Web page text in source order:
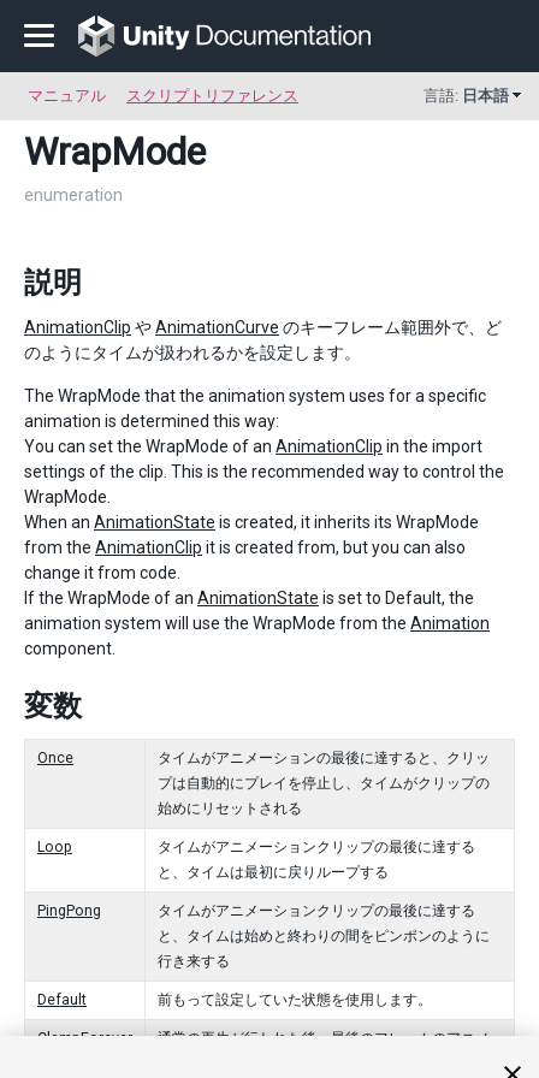
マニュアル スクリプトリファレンス 言語: 日本語
WrapMode
enumeration
説明
AnimationClip やAnimationCurve のキーフレーム範囲外で、ど
のようにタイムが扱われるかを設定します。
The WrapMode that the animation system uses for a specific
animation is determined this way:
You can set the WrapMode of an AnimationClip in the import
settings of the clip. This is the recommended way to control the
WrapMode.
When an AnimationState is created, it inherits its WrapMode
from the AnimationClip it is created from, but you can also
change it from code.
If the WrapMode of an AnimationState is set to Default, the
animation system will use the WrapMode from the Animation
component.
変数
Once
タイムがアニメーションの最後に達すると、クリッ
プは自動的にプレイを停止し、タイムがクリップの
始めにリセットされる
Loop
タイムがアニメーションクリップの最後に達する
と、タイムは最初に戻りループする
PingPong
タイムがアニメーションクリップの最後に達する
と、タイムは始めと終わりの間をピンポンのように
行き来する
Default 前もって設定していた状態を使用します。
ClampForever
通常の再生が行われた後、最後のフレームのアニメ